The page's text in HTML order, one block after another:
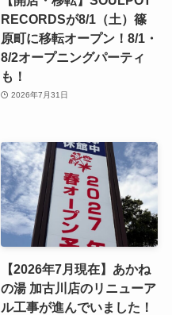
RECORDSが8/1（土）篠
原町に移転オープン！8/1・
8/2オープニングパーティ
も！
2026年7月31日
【2026年7月現在】あかね
の湯 加古川店のリニューア
ル工事が進んでいました！